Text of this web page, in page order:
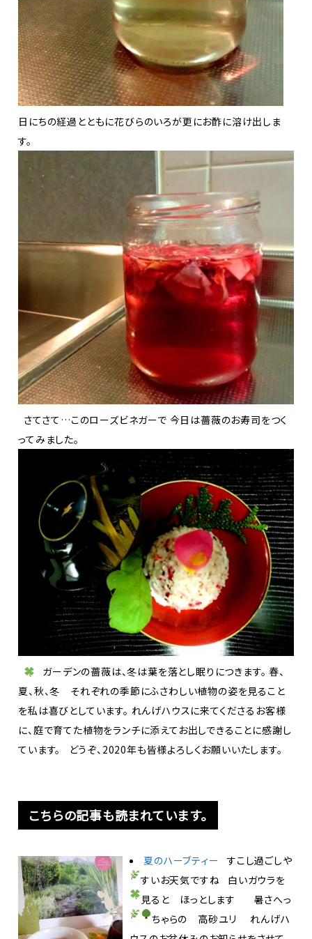
日にちの経過とともに花びらのいろが更にお酢に溶け出しま
す。
さてさて…このローズビネガーで 今日は薔薇のお寿司をつく
ってみました。
ガーデンの薔薇は、冬は葉を落とし眠りにつきます。 春、
夏、秋、冬 それぞれの季節にふさわしい植物の姿を見ること
を私は喜びとしています。 れんげハウスに来てくださるお客様
に、庭で育てた植物をランチに添えてお出しできることに感謝し
ています。 どうぞ、2020年も皆様よろしくお願いいたします。
こちらの記事も読まれています。
夏のハーブティー すこし過ごしや
すいお天気ですね 白いガウラを
見ると ほっとします
暑さへっ
ちゃらの 高砂ユリ
れんげハ